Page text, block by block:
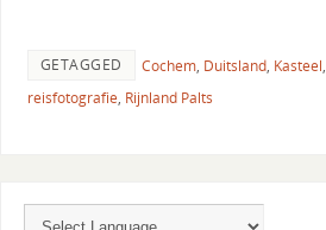
GETAGGED Cochem, Duitsland, Kasteel,
reisfotografie, Rijnland Palts